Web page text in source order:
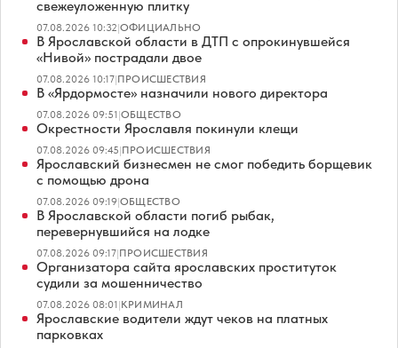
свежеуложенную плитку
07.08.2026 10:32|ОФИЦИАЛЬНО
В Ярославской области в ДТП с опрокинувшейся
«Нивой» пострадали двое
07.08.2026 10:17|ПРОИСШЕСТВИЯ
В «Ярдормосте» назначили нового директора
07.08.2026 09:51|ОБЩЕСТВО
Окрестности Ярославля покинули клещи
07.08.2026 09:45|ПРОИСШЕСТВИЯ
Ярославский бизнесмен не смог победить борщевик
с помощью дрона
07.08.2026 09:19|ОБЩЕСТВО
В Ярославской области погиб рыбак,
перевернувшийся на лодке
07.08.2026 09:17|ПРОИСШЕСТВИЯ
Организатора сайта ярославских проституток
судили за мошенничество
07.08.2026 08:01|КРИМИНАЛ
Ярославские водители ждут чеков на платных
парковках